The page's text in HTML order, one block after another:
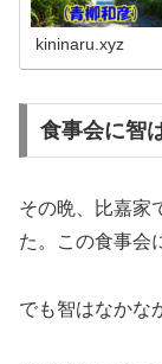
kininaru.xyz
食事会に智
その晩、比嘉家
た。この食事会
でも智はなかな